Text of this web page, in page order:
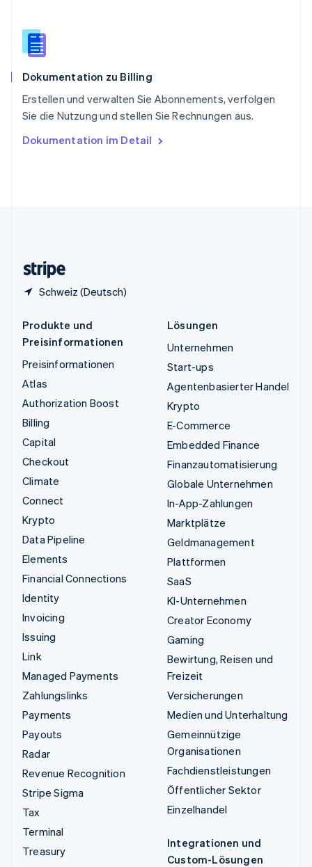
Dokumentation zu Billing
Erstellen und verwalten Sie Abonnements, verfolgen
Sie die Nutzung und stellen Sie Rechnungen aus.
Dokumentation im Detail
Schweiz (Deutsch)
English
Spanien
Thailand
Tschechische Republik
English
English
Produkte und
Preisinformationen
Preisinformationen
Atlas
Authorization Boost
Billing
Capital
Checkout
Climate
Connect
Krypto
Data Pipeline
Elements
Financial Connections
Identity
Invoicing
Issuing
Link
Managed Payments
Zahlungslinks
Payments
Payouts
Radar
Revenue Recognition
Stripe Sigma
Tax
Terminal
Treasury
Lösungen
Unternehmen
Start-ups
Agentenbasierter Handel
Krypto
E-Commerce
Embedded Finance
Finanzautomatisierung
Globale Unternehmen
In-App-Zahlungen
Marktplätze
Geldmanagement
Plattformen
SaaS
KI-Unternehmen
Creator Economy
Gaming
Bewirtung, Reisen und
Freizeit
Versicherungen
Medien und Unterhaltung
Gemeinnützige
Organisationen
Fachdienstleistungen
Öffentlicher Sektor
Einzelhandel
Integrationen und
Custom-Lösungen